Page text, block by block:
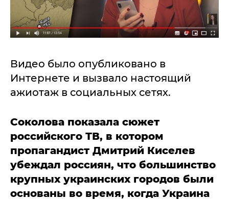
Видео было опубликовано в
Интернете и вызвало настоящий
ажиотаж в социальных сетях.
Соколова показала сюжет
российского ТВ, в котором
пропагандист Дмитрий Киселев
убеждал россиян, что большинство
крупных украинских городов были
основаны во время, когда Украина